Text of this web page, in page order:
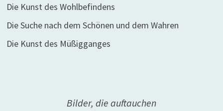
Die Kunst des Wohlbefindens
Die Suche nach dem Schönen und dem Wahren
Die Kunst des Müßigganges
Bilder, die auftauchen